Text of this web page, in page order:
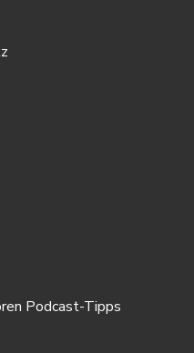
Podcast-Tipps